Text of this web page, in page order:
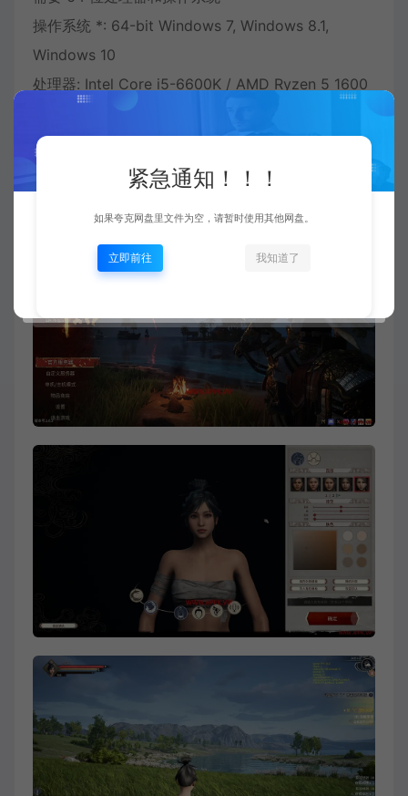
操作系统 *: 64-bit Windows 7, Windows 8.1,
Windows 10
处理器: Intel Core i5-6600K / AMD Ryzen 5 1600
内存: 16 GB RAM
显卡: NVIDIA GeForce GTX 1060 3GB / AMD
Radeon RX 580 4GB紧急通知！！！
如果夸克网盘里文件为空，请暂时使用其他网盘。
立即前往 我知道了